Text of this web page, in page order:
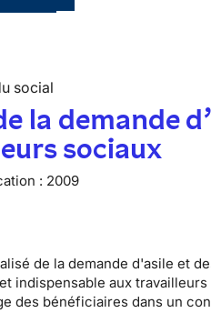
social
la demande
sociaux
: 2009
de la demande d'asile et
indispensable aux
des bénéficiaires dans un